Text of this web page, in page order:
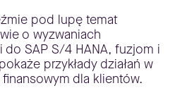
pod lupę temat
o wyzwaniach
do SAP S/4 HANA, fuzjom i
przykłady działań w
dla klientów.